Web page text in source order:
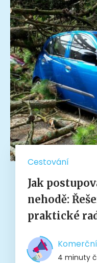
Cestování
Jak
nehodě:
praktické
4 minuty